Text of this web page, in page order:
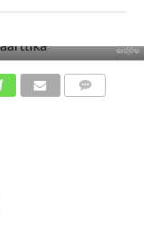
କାର୍ତ୍ତିକ